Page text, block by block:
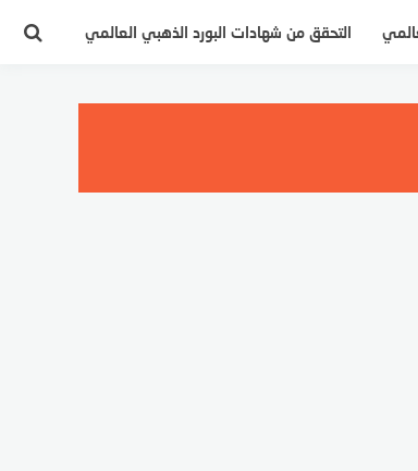
التحقق من شهادات البورد الذهبي العالمي